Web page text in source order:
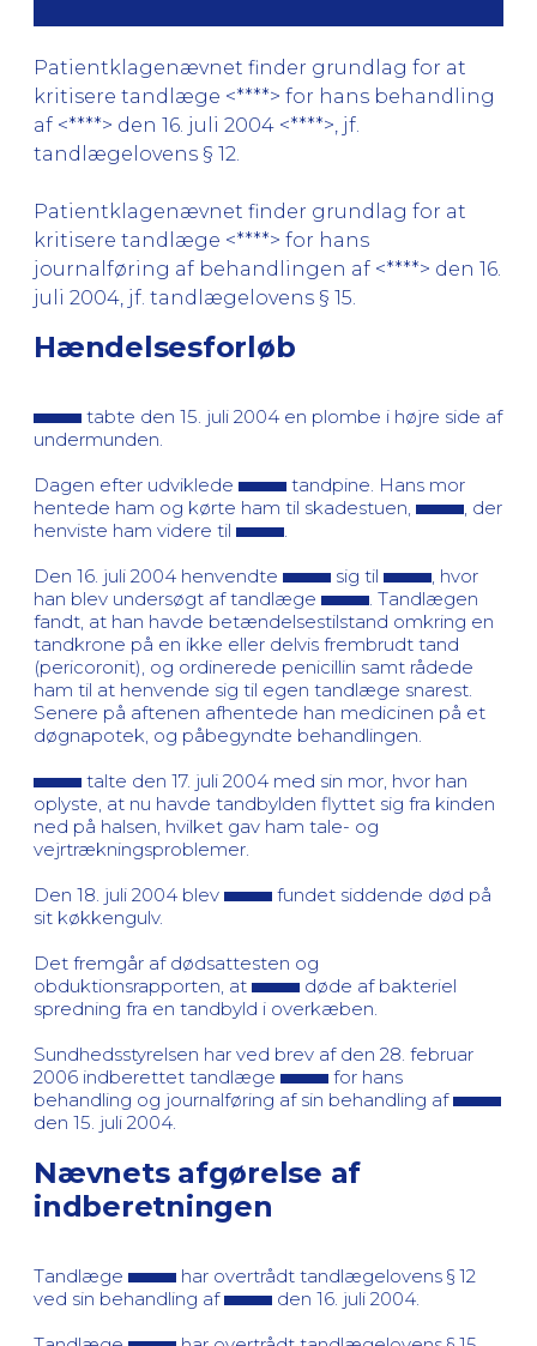
Patientklagenævnet finder grundlag for at
kritisere tandlæge <****> for hans behandling
af <****> den 16. juli 2004 <****>, jf.
tandlægelovens § 12.
Patientklagenævnet finder grundlag for at
kritisere tandlæge <****> for hans
journalføring af behandlingen af <****> den 16.
juli 2004, jf. tandlægelovens § 15.
Hændelsesforløb
tabte den 15. juli 2004 en plombe i højre side af
undermunden.
Dagen efter udviklede
tandpine. Hans mor
hentede ham og kørte ham til skadestuen,
, der
henviste ham videre til
Den 16. juli 2004 henvendte
sig til
, hvor
han blev undersøgt af tandlæge
. Tandlægen
fandt, at han havde betændelsestilstand omkring en
tandkrone på en ikke eller delvis frembrudt tand
(pericoronit), og ordinerede penicillin samt rådede
ham til at henvende sig til egen tandlæge snarest.
Senere på aftenen afhentede han medicinen på et
døgnapotek, og påbegyndte behandlingen.
talte den 17. juli 2004 med sin mor, hvor han
oplyste, at nu havde tandbylden flyttet sig fra kinden
ned på halsen, hvilket gav ham tale- og
vejrtrækningsproblemer.
Den 18. juli 2004 blev
fundet siddende død på
sit køkkengulv.
Det fremgår af dødsattesten og
obduktionsrapporten, at
døde af bakteriel
spredning fra en tandbyld i overkæben.
Sundhedsstyrelsen har ved brev af den 28. februar
2006 indberettet tandlæge
for hans
behandling og journalføring af sin behandling af
den 15. juli 2004.
Nævnets afgørelse af
indberetningen
Tandlæge
har overtrådt tandlægelovens § 12
ved sin behandling af
den 16. juli 2004.